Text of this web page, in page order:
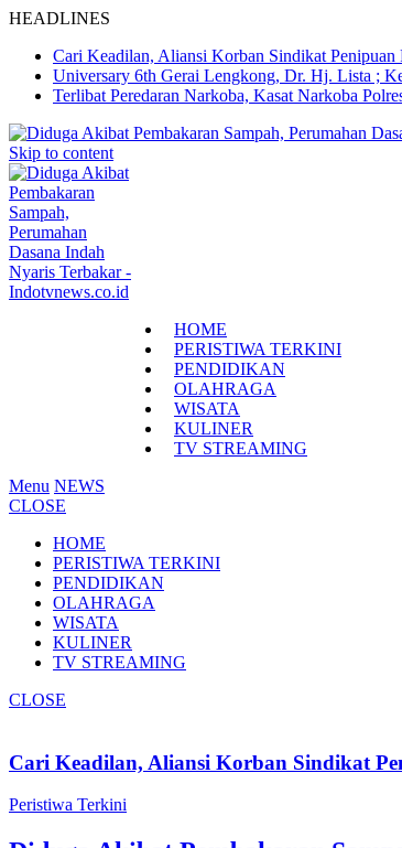
HEADLINES
Cari Keadilan, Aliansi Korban Sindikat
Universary 6th Gerai Lengkong, Dr. Hj. Lista ;
Terlibat Peredaran Narkoba, Kasat Narkoba
Skip to content
HOME
PERISTIWA TERKINI
PENDIDIKAN
OLAHRAGA
WISATA
KULINER
TV STREAMING
Menu NEWS
CLOSE
HOME
PERISTIWA TERKINI
PENDIDIKAN
OLAHRAGA
WISATA
KULINER
TV STREAMING
CLOSE
Cari Keadilan, Aliansi Korban Sindikat
Peristiwa Terkini